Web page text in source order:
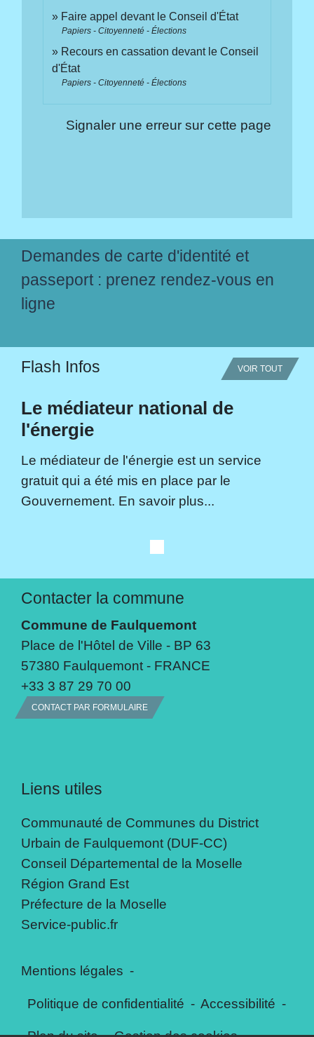
Faire appel devant le Conseil d'État
Papiers - Citoyenneté - Élections
Recours en cassation devant le Conseil
d'État
Papiers - Citoyenneté - Élections
Signaler une erreur sur cette page
Demandes de carte d'identité et
passeport : prenez rendez-vous en
ligne
Flash Infos VOIR TOUT
Le médiateur national de
l'énergie
Le médiateur de l'énergie est un service
gratuit qui a été mis en place par le
Gouvernement. En savoir plus...
Contacter la commune
Commune de Faulquemont
Place de l'Hôtel de Ville - BP 63
57380 Faulquemont - FRANCE
+33 3 87 29 70 00
CONTACT PAR FORMULAIRE
Liens utiles
Communauté de Communes du District
Urbain de Faulquemont (DUF-CC)
Conseil Départemental de la Moselle
Région Grand Est
Préfecture de la Moselle
Service-public.fr
Mentions légales -
Politique de confidentialité - Accessibilité -